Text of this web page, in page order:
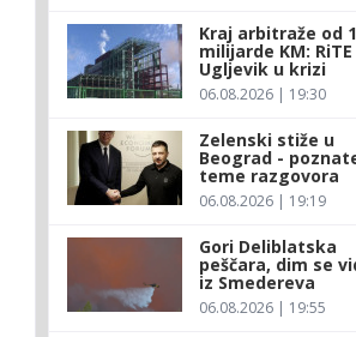
Kraj arbitraže od
milijarde KM: RiTE
Ugljevik u krizi
06.08.2026 | 19:30
Zelenski stiže u
Beograd -
teme razgovora
06.08.2026 | 19:19
Gori Deliblatska
peščara, dim se
iz Smedereva
06.08.2026 | 19:55